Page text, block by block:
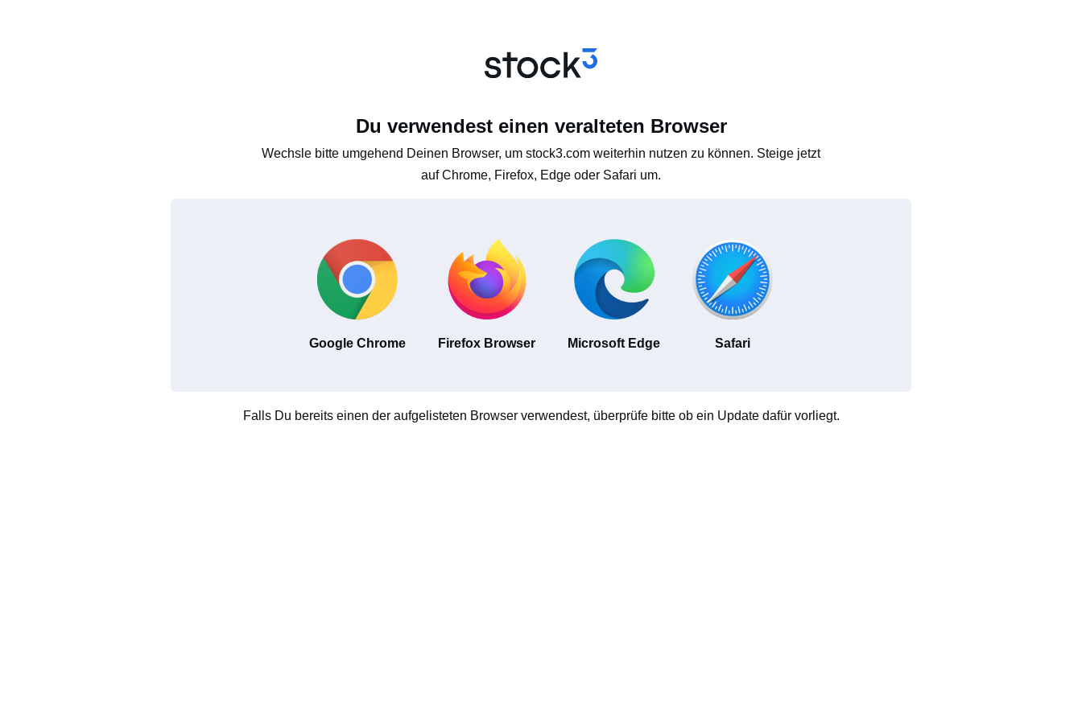
Du verwendest einen veralteten Browser
Wechsle bitte umgehend Deinen Browser, um stock3.com weiterhin nutzen zu können. Steige jetzt
auf Chrome, Firefox, Edge oder Safari um.
Google Chrome Firefox Browser Microsoft Edge Safari
Falls Du bereits einen der aufgelisteten Browser verwendest, überprüfe bitte ob ein Update dafür vorliegt.